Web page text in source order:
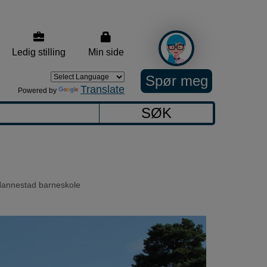
Ledig stilling Min side
Spør meg
Powered by Translate
SØK
barneskole